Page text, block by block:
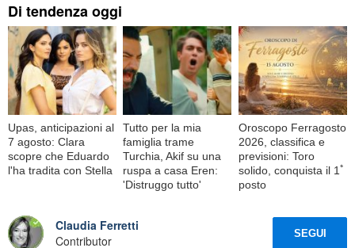
Di tendenza oggi
Upas, anticipazioni al
7 agosto: Clara
scopre che Eduardo
l'ha tradita con Stella
Tutto per la mia
famiglia trame
Turchia, Akif su una
ruspa a casa Eren:
'Distruggo tutto'
Oroscopo Ferragosto
2026, classifica e
previsioni: Toro
solido, conquista il 1ﾟ
posto
Claudia Ferretti
Contributor
SEGUI